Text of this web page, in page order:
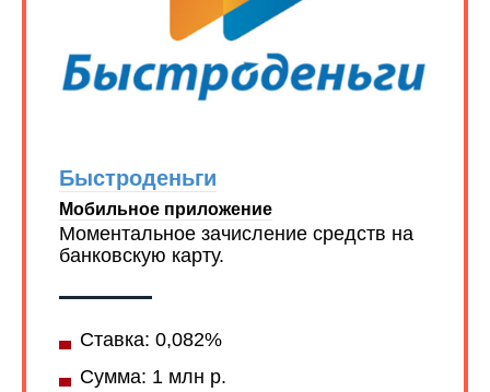
Быстроденьги
Мобильное приложение
Моментальное зачисление средств на
банковскую карту.
Ставка: 0,082%
Сумма: 1 млн р.